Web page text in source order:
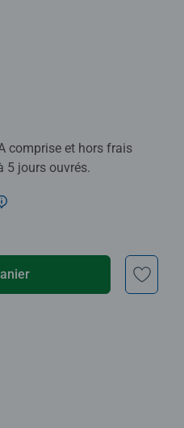
comprise et hors frais
5 jours ouvrés.